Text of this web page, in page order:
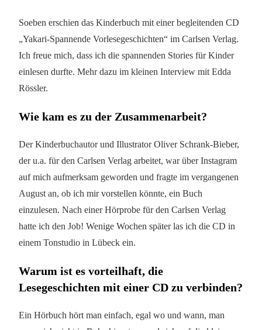
Soeben erschien das Kinderbuch mit einer begleitenden CD
„Yakari-Spannende Vorlesegeschichten“ im Carlsen Verlag.
Ich freue mich, dass ich die spannenden Stories für Kinder
einlesen durfte. Mehr dazu im kleinen Interview mit Edda
Rössler.
Wie kam es zu der Zusammenarbeit?
Der Kinderbuchautor und Illustrator Oliver Schrank-Bieber,
der u.a. für den Carlsen Verlag arbeitet, war über Instagram
auf mich aufmerksam geworden und fragte im vergangenen
August an, ob ich mir vorstellen könnte, ein Buch
einzulesen. Nach einer Hörprobe für den Carlsen Verlag
hatte ich den Job! Wenige Wochen später las ich die CD in
einem Tonstudio in Lübeck ein.
Warum ist es vorteilhaft, die
Lesegeschichten mit einer CD zu verbinden?
Ein Hörbuch hört man einfach, egal wo und wann, man